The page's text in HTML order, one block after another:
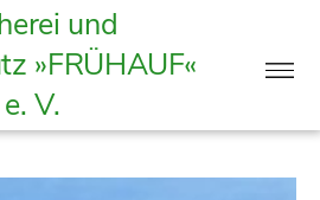
und
»FRÜHAUF«
V.